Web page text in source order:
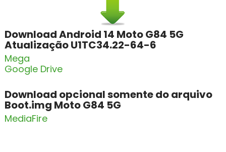
Download Android 14 Moto G84 5G
Atualização U1TC34.22-64-6
Mega
Google Drive
Download opcional somente do arquivo
Boot.img Moto G84 5G
MediaFire